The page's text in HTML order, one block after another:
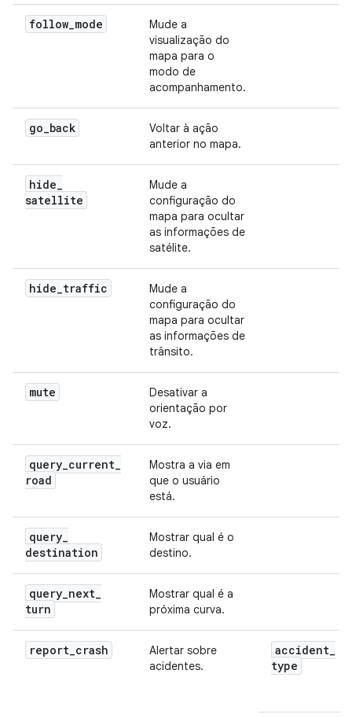
follow mode
Mude a
visualização do
mapa para o
modo de
acompanhamento.
go back
Voltar à ação
anterior no mapa.
hide
satellite
Mude a
configuração do
mapa para ocultar
as informações de
satélite.
hide traffic
Mude a
configuração do
mapa para ocultar
as informações de
trânsito.
mute
Desativar a
orientação por
voz.
query current
road
Mostra a via em
que o usuário
está.
query
destination
Mostrar qual é o
destino.
query next
turn
Mostrar qual é a
próxima curva.
report crash
Alertar sobre
acidentes.
accident
type